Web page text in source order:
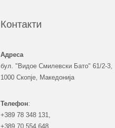
Контакти
Адреса
бул. "Видое Смилевски Бато" 61/2-3,
1000 Скопје, Македонија
Телефон:
+389 78 348 131,
+389 70 554 648